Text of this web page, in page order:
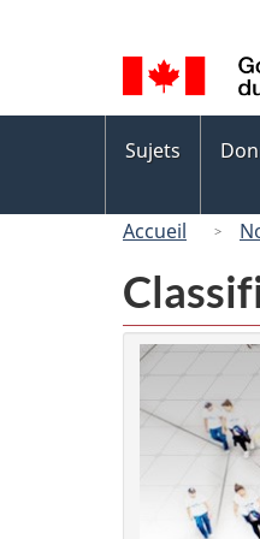
de
la
langue
des
Sujets
Accueil